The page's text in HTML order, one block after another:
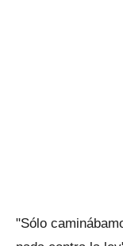
"Sólo